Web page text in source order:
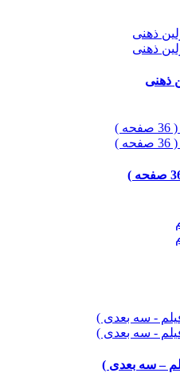
ذهنی
– سه بعدی )